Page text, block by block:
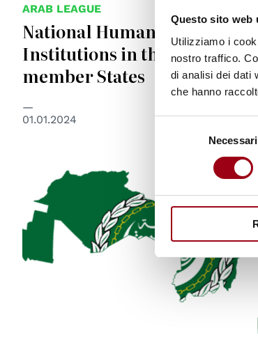
Questo sito web
Utilizziamo i
nostro traffico.
di analisi dei dati
che hanno
Necessari
ARAB LEAGUE
National Human Rights
Institutions in the Arab
member States
01.01.2024